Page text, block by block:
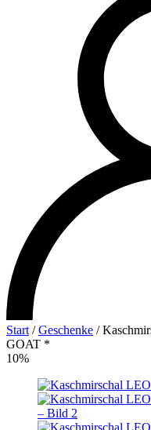
Start /Geschenke /
GOAT *
10%